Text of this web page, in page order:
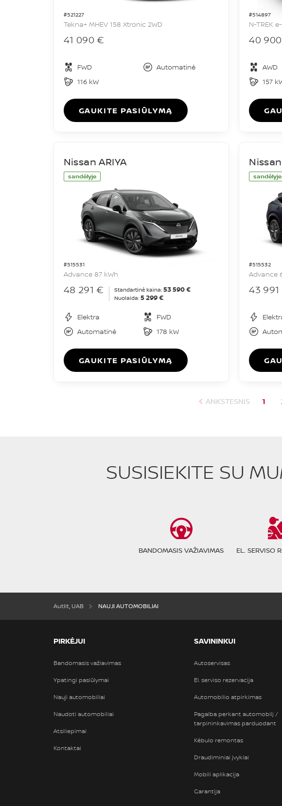
#521227
Tekna+ MHEV 158 Xtronic 2WD
41 090 €
FWD
Automatinė
116 kW
GAUKITE PASIŪLYMĄ
#514897
N-TREK
40
AWD
157
sandėlyje
#515531
Nissan ARIYA
Advance 87 kWh
48 291 € Standartinė kaina: 53 590 €
Nuolaida: 5 299 €
Elektra
FWD
Automatinė
178 kW
GAUKITE PASIŪLYMĄ
sandėlyje
#515532
Advance
43
ANKSTESNIS 1
SUSISIEKITE SU
BANDOMASIS VAŽIAVIMAS EL. SERVISO
Autlit, UAB NAUJI AUTOMOBILIAI
PIRKĖJUI
Bandomasis važiavimas
Ypatingi pasiūlymai
Nauji automobiliai
Naudoti automobiliai
Atsiliepimai
Kontaktai
SAVININKUI
Autoservisas
El. serviso rezervacija
Automobilio atpirkimas
Pagalba perkant automobilį /
tarpininkavimas parduodant
Kėbulo remontas
Draudiminiai įvykiai
Mobili aplikacija
Garantija